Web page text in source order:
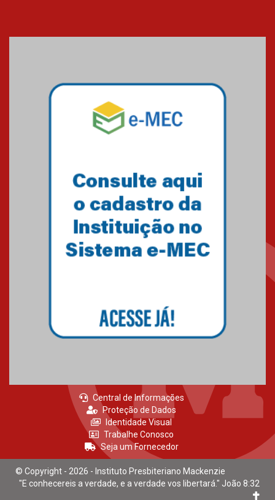
Central de Informações
Proteção de Dados
Identidade Visual
Trabalhe Conosco
Seja um Fornecedor
© Copyright - 2026 - Instituto Presbiteriano Mackenzie
"E conhecereis a verdade, e a verdade vos libertará." João 8:32